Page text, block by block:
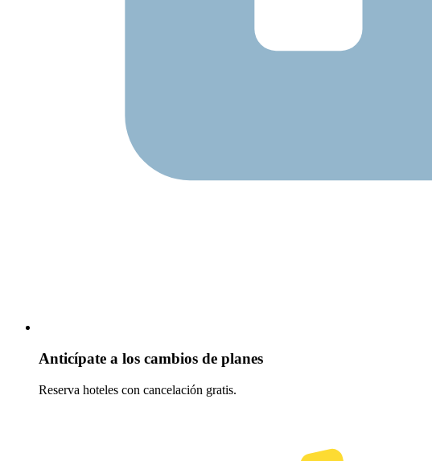
Anticípate a los cambios de planes
Reserva hoteles con cancelación gratis.